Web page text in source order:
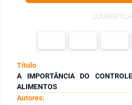
Título
A IMPORTÂNCIA DO
ALIMENTOS
Autores: